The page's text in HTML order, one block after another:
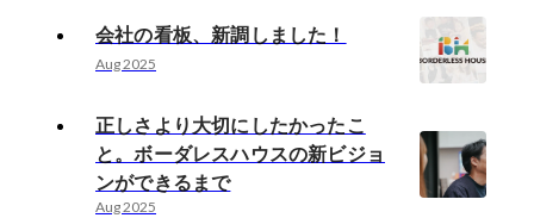
会社の看板、新調しました！
Aug 2025
正しさより大切にしたかったこ
と。ボーダレスハウスの新ビジョ
ンができるまで
Aug 2025